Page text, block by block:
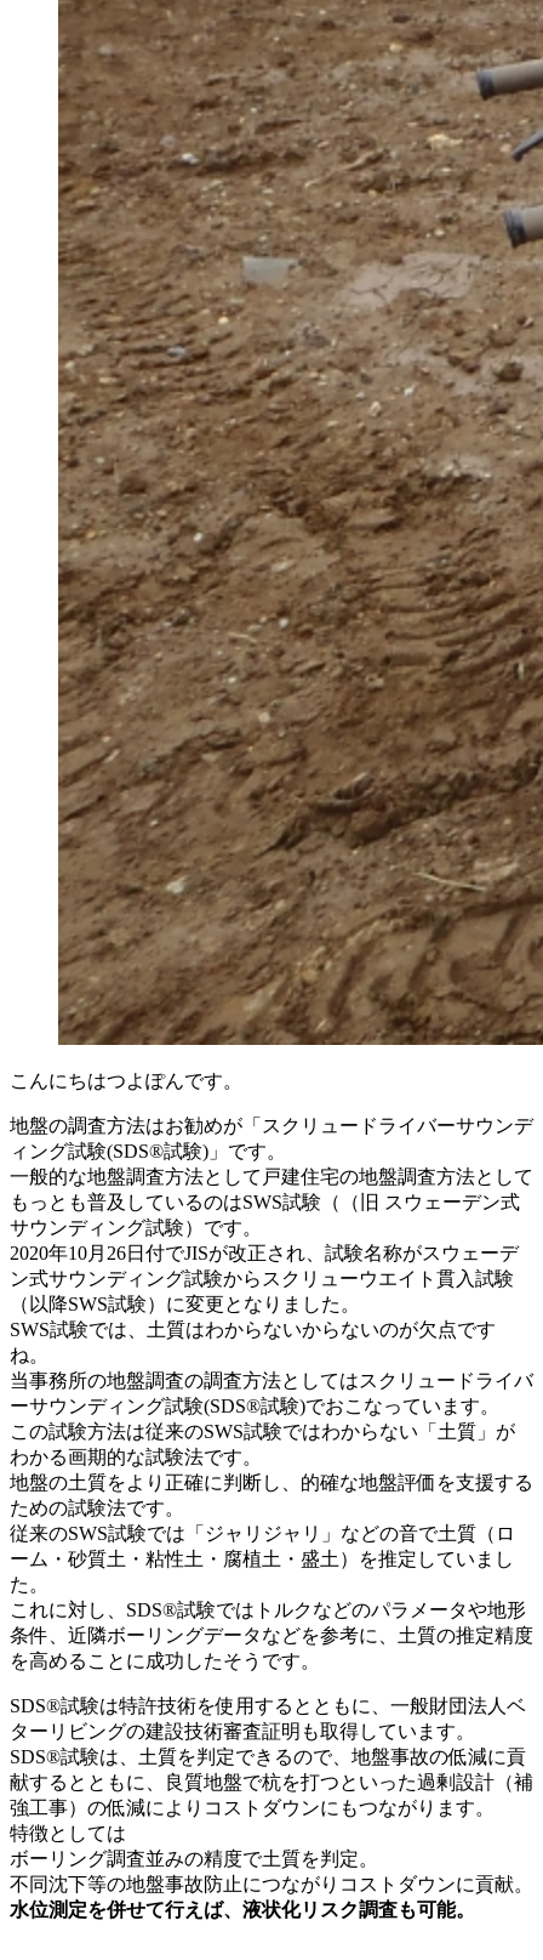
こんにちはつよぽんです。
地盤の調査方法はお勧めが「スクリュードライバーサウンデ
ィング試験(SDS®試験)」です。
一般的な地盤調査方法として戸建住宅の地盤調査方法として
もっとも普及しているのはSWS試験（（旧 スウェーデン式
サウンディング試験）です。
2020年10月26日付でJISが改正され、試験名称がスウェーデ
ン式サウンディング試験からスクリューウエイト貫入試験
（以降SWS試験）に変更となりました。
SWS試験では、土質はわからないからないのが欠点です
ね。
当事務所の地盤調査の調査方法としてはスクリュードライバ
ーサウンディング試験(SDS®試験)でおこなっています。
この試験方法は従来のSWS試験ではわからない「土質」が
わかる画期的な試験法です。
地盤の土質をより正確に判断し、的確な地盤評価を支援する
ための試験法です。
従来のSWS試験では「ジャリジャリ」などの音で土質（ロ
ーム・砂質土・粘性土・腐植土・盛土）を推定していまし
た。
これに対し、SDS®試験ではトルクなどのパラメータや地形
条件、近隣ボーリングデータなどを参考に、土質の推定精度
を高めることに成功したそうです。
SDS®試験は特許技術を使用するとともに、一般財団法人ベ
ターリビングの建設技術審査証明も取得しています。
SDS®試験は、土質を判定できるので、地盤事故の低減に貢
献するとともに、良質地盤で杭を打つといった過剰設計（補
強工事）の低減によりコストダウンにもつながります。
特徴としては
ボーリング調査並みの精度で土質を判定。
不同沈下等の地盤事故防止につながりコストダウンに貢献。
水位測定を併せて行えば、液状化リスク調査も可能。